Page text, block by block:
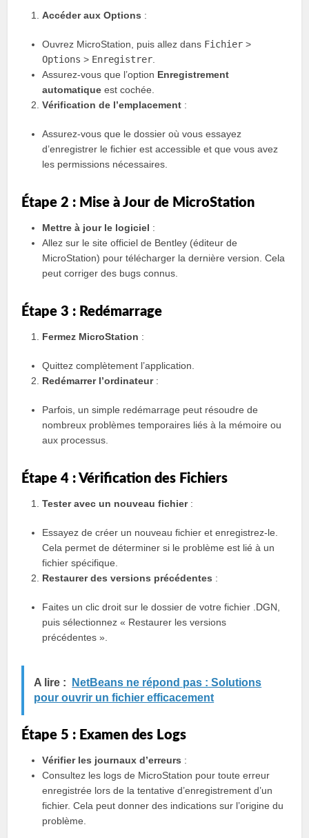
Accéder aux Options :
Ouvrez MicroStation, puis allez dans Fichier >
Options > Enregistrer
Assurez-vous que l’option Enregistrement
automatique est cochée.
Vérification de l’emplacement :
Assurez-vous que le dossier où vous essayez
d’enregistrer le fichier est accessible et que vous avez
les permissions nécessaires.
Étape 2 : Mise à Jour de MicroStation
Mettre à jour le logiciel :
Allez sur le site officiel de Bentley (éditeur de
MicroStation) pour télécharger la dernière version. Cela
peut corriger des bugs connus.
Étape 3 : Redémarrage
Fermez MicroStation :
Quittez complètement l’application.
Redémarrer l’ordinateur:
Parfois, un simple redémarrage peut résoudre de
nombreux problèmes temporaires liés à la mémoire ou
aux processus.
Étape 4 : Vérification des Fichiers
Tester avec un nouveau fichier:
Essayez de créer un nouveau fichier et enregistrez-le.
Cela permet de déterminer si le problème est lié à un
fichier spécifique.
Restaurer des versions précédentes :
Faites un clic droit sur le dossier de votre fichier .DGN,
puis sélectionnez « Restaurer les versions
précédentes ».
A lire :
NetBeans ne répond pas : Solutions
pour ouvrir un fichier efficacement
Étape 5 : Examen des Logs
Vérifier les journaux d’erreurs :
Consultez les logs de MicroStation pour toute erreur
enregistrée lors de la tentative d’enregistrement d’un
fichier. Cela peut donner des indications sur l’origine du
problème.